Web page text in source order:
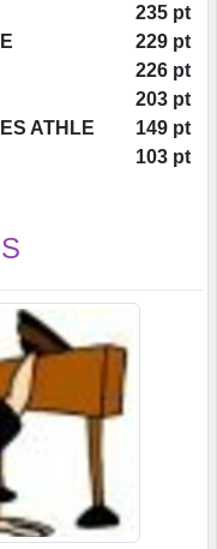
235 pt
229 pt
226 pt
203 pt
ATHLE
149 pt
103 pt